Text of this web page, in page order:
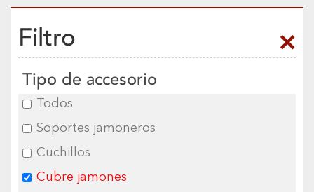
Filtro
Tipo de accesorio
Todos
Soportes jamoneros
Cuchillos
Cubre jamones